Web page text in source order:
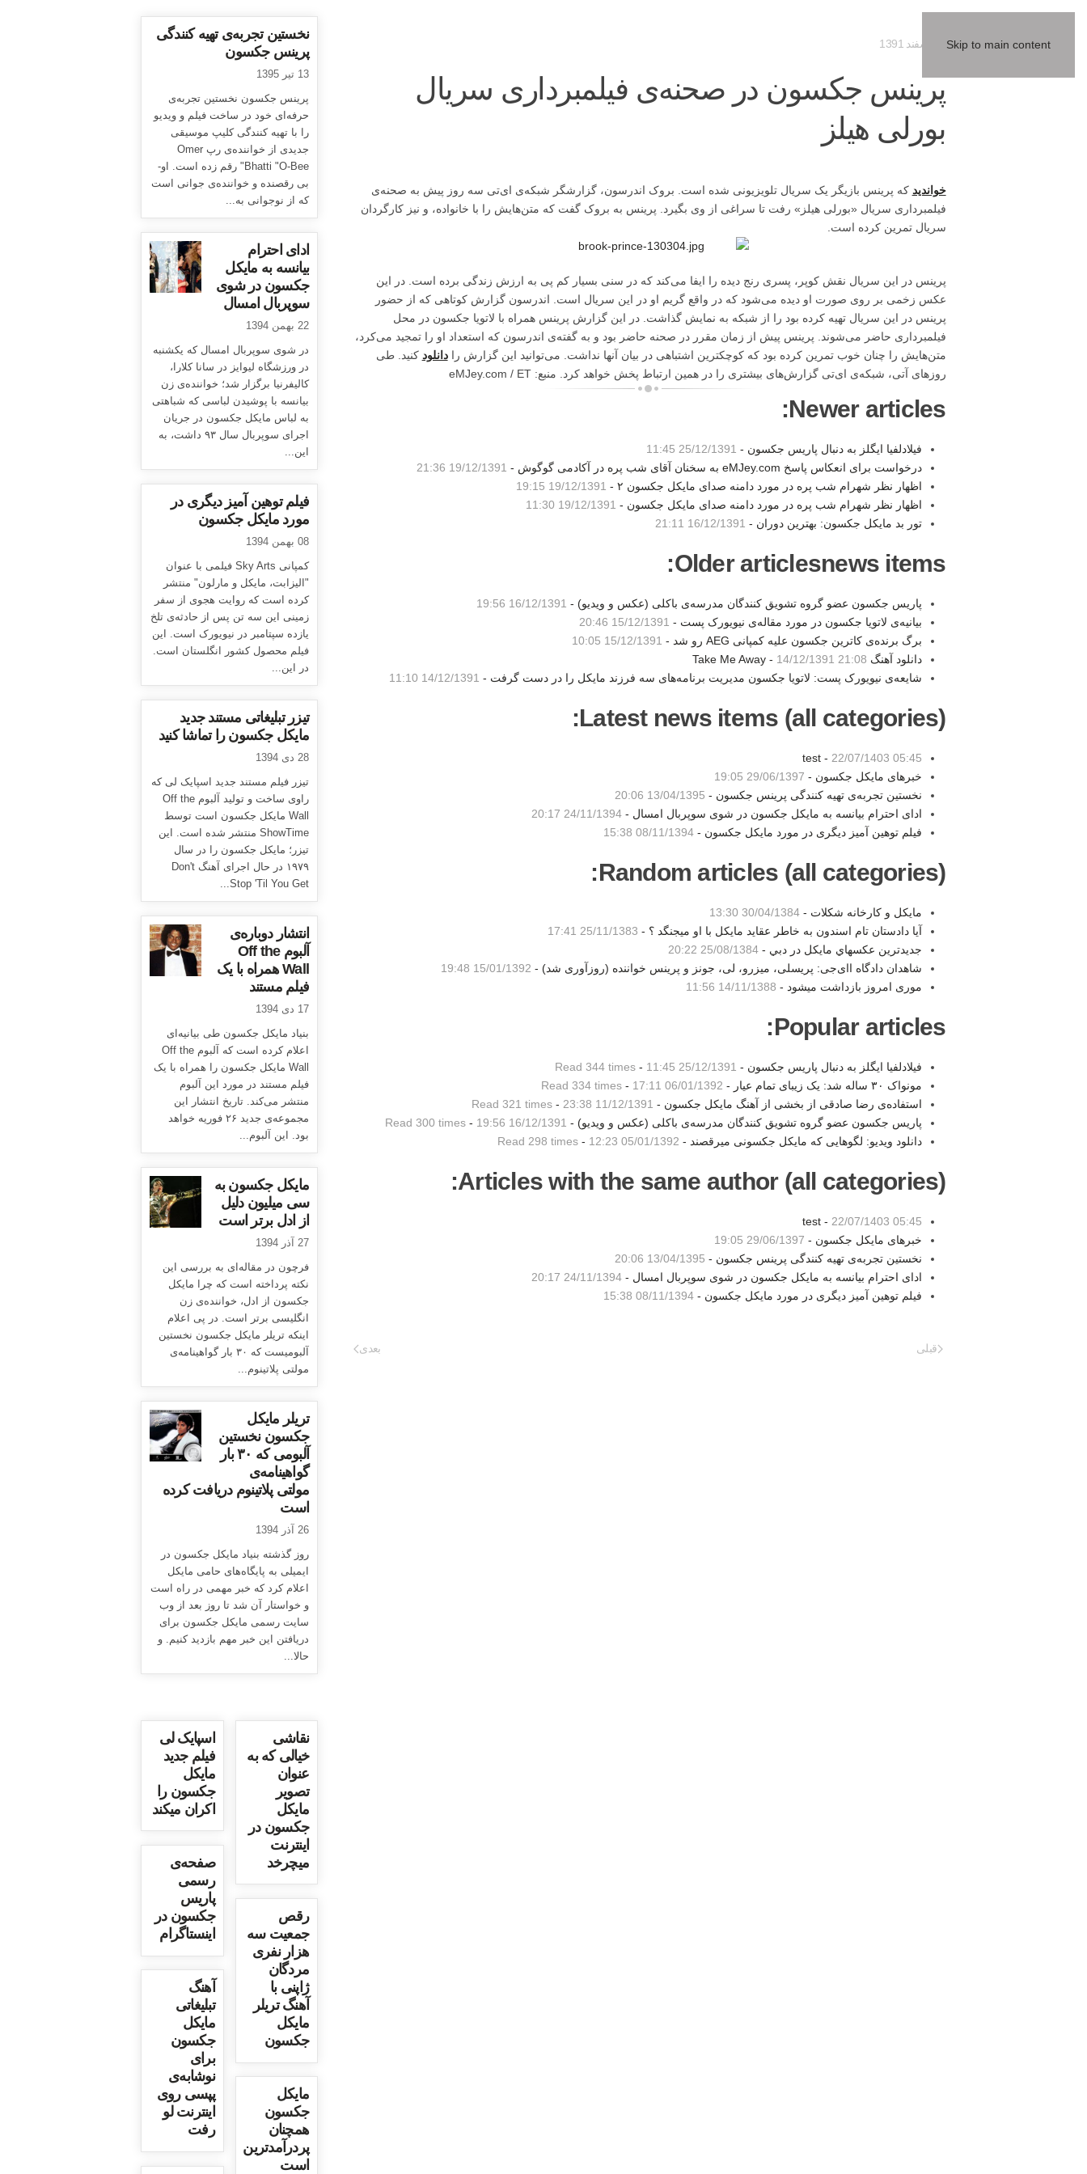
Skip to main content
پرینس جکسون در صحنه‌ی فیلمبرداری سریال
بورلی هیلز
خواندید که پرینس بازیگر یک سریال تلویزیونی شده است. بروک اندرسون، گزارشگر شبکه‌ی ای‌تی سه روز پیش به صحنه‌ی
فیلمبرداری سریال «بورلی هیلز» رفت تا سراغی از وی بگیرد. پرینس به بروک گفت که متن‌هایش را با خانواده، و نیز کارگردان
سریال تمرین کرده است.
پرینس در این سریال نقش کوپر، پسری رنج دیده را ایفا می‌کند که در سنی بسیار کم پی به ارزش زندگی برده است. در این
عکس زخمی بر روی صورت او دیده می‌شود که در واقع گریم او در این سریال است. اندرسون گزارش کوتاهی که از حضور
پرینس در این سریال تهیه کرده بود را از شبکه به نمایش گذاشت. در این گزارش پرینس همراه با لاتویا جکسون در محل
فیلمبرداری حاضر می‌شوند. پرینس پیش از زمان مقرر در صحنه حاضر بود و به گفته‌ی اندرسون که استعداد او را تمجید می‌کرد،
متن‌هایش را چنان خوب تمرین کرده بود که کوچکترین اشتباهی در بیان آنها نداشت. می‌توانید این گزارش رادانلود کنید. طی
روزهای آتی، شبکه‌ی ای‌تی گزارش‌های بیشتری را در همین ارتباط پخش خواهد کرد. منبع: eMJey.com / ET
Newer articles:
فیلادلفیا ایگلز به دنبال پاریس جکسون - 25/12/1391 11:45
درخواست برای انعکاس پاسخ eMJey.com به سخنان آقای شب پره در آکادمی گوگوش -
19/12/1391 21:36
اظهار نظر شهرام شب پره در مورد دامنه صدای مایکل جکسون ۲ -
19/12/1391 19:15
اظهار نظر شهرام شب پره در مورد دامنه صدای مایکل جکسون - 19/12/1391 11:30
تور بد مایکل جکسون: بهترین دوران - 16/12/1391 21:11
Older articlesnews items:
پاریس جکسون عضو گروه تشویق کنندگان مدرسه‌ی باکلی (عکس و ویدیو) - 16/12/1391 19:56
بیانیه‌ی لاتویا جکسون در مورد مقاله‌ی نیویورک پست - 15/12/1391 20:46
برگ برنده‌ی کاترین جکسون علیه کمپانی AEG رو شد -
15/12/1391 10:05
دانلود آهنگ Take Me Away - 14/12/1391 21:08
شایعه‌ی نیویورک پست: لاتویا جکسون مدیریت برنامه‌های سه فرزند مایکل را در دست گرفت - 14/12/1391 11:10
Latest news items (all categories):
test - 22/07/1403 05:45
خبرهای مایکل جکسون - 29/06/1397 19:05
نخستین تجربه‌ی تهیه کنندگی پرینس جکسون - 13/04/1395 20:06
ادای احترام بیانسه به مایکل جکسون در شوی سوپربال امسال -24/11/1394 20:17
فیلم توهین آمیز دیگری در مورد مایکل جکسون -08/11/1394 15:38
Random articles (all categories):
مایکل و کارخانه شکلات -30/04/1384 13:30
آيا دادستان تام اسندون به خاطر عقايد مايكل با او ميجنگد ؟ - 25/11/1383 17:41
جديدترين عكسهاي مايكل در دبي -25/08/1384 20:22
شاهدان دادگاه اای‌جی: پریسلی، میزرو، لی، جونز و پرینس خواننده (روزآوری شد) - 15/01/1392 19:48
موری امروز بازداشت میشود - 14/11/1388 11:56
Popular articles:
فیلادلفیا ایگلز به دنبال پاریس جکسون - 25/12/1391 11:45
-
Read 344 times
مونواک ۳۰ ساله شد: یک زیبای تمام عیار -
06/01/1392 17:11
-
Read 334 times
استفاده‌ی رضا صادقی از بخشی از آهنگ مایکل جکسون - 11/12/1391 23:38
-
Read 321 times
پاریس جکسون عضو گروه تشویق کنندگان مدرسه‌ی باکلی (عکس و ویدیو) - 16/12/1391 19:56
-
Read 300 times
دانلود ویدیو: لگوهایی که مایکل جکسونی میرقصند - 05/01/1392 12:23
-
Read 298 times
Articles with the same author (all categories):
test - 22/07/1403 05:45
خبرهای مایکل جکسون - 29/06/1397 19:05
نخستین تجربه‌ی تهیه کنندگی پرینس جکسون - 13/04/1395 20:06
ادای احترام بیانسه به مایکل جکسون در شوی سوپربال امسال -24/11/1394 20:17
فیلم توهین آمیز دیگری در مورد مایکل جکسون -08/11/1394 15:38
قبلی بعدی
نخستین تجربه‌ی تهیه کنندگی
پرینس جکسون
13 تیر 1395
پرینس جکسون نخستین تجربه‌ی
حرفه‌ای خود در ساخت فیلم و ویدیو
را با تهیه کنندگی کلیپ موسیقی
جدیدی از خواننده‌ی رپ Omer
Bhatti "O-Bee" رقم زده است. او-
بی رقصنده و خواننده‌ی جوانی است
که از نوجوانی به...
ادای احترام
بیانسه به مایکل
جکسون در شوی
سوپربال امسال
22 بهمن 1394
در شوی سوپربال امسال که یکشنبه
در ورزشگاه لیوایز در سانا کلارا،
کالیفرنیا برگزار شد؛ خواننده‌ی زن
بیانسه با پوشیدن لباسی که شباهتی
به لباس مایکل جکسون در جریان
اجرای سوپربال سال ۹۳ داشت، به
این...
فیلم توهین آمیز دیگری در
مورد مایکل جکسون
08 بهمن 1394
کمپانی Sky Arts فیلمی با عنوان
"الیزابت، مایکل و مارلون" منتشر
کرده است که روایت هجوی از سفر
زمینی این سه تن پس از حادثه‌ی تلخ
یازده سپتامبر در نیویورک است. این
فیلم محصول کشور انگلستان است.
در این...
تیزر تبلیغاتی مستند جدید
مایکل جکسون را تماشا کنید
28 دی 1394
تیزر فیلم مستند جدید اسپایک لی که
راوی ساخت و تولید آلبوم Off the
Wall مایکل جکسون است توسط
ShowTime منتشر شده است. این
تیزر؛ مایکل جکسون را در سال
۱۹۷۹ در حال اجرای آهنگ Don't
Stop 'Til You Get...
انتشار دوباره‌ی
آلبوم Off the
Wall همراه با یک
فیلم مستند
17 دی 1394
بنیاد مایکل جکسون طی بیانیه‌ای
اعلام کرده است که آلبوم Off the
Wall مایکل جکسون را همراه با یک
فیلم مستند در مورد این آلبوم
منتشر می‌کند. تاریخ انتشار این
مجموعه‌ی جدید ۲۶ فوریه خواهد
بود. این آلبوم...
مایکل جکسون به
سی میلیون دلیل
از ادل برتر است
27 آذر 1394
فرچون در مقاله‌ای به بررسی این
نکته پرداخته است که چرا مایکل
جکسون از ادل، خواننده‌ی زن
انگلیسی برتر است. در پی اعلام
اینکه تریلر مایکل جکسون نخستین
آلبومیست که ۳۰ بار گواهینامه‌ی
مولتی پلاتینوم...
تریلر مایکل
جکسون نخستین
آلبومی که ۳۰ بار
گواهینامه‌ی
مولتی پلاتینوم دریافت کرده
است
26 آذر 1394
روز گذشته بنیاد مایکل جکسون در
ایمیلی به پایگاه‌های حامی مایکل
اعلام کرد که خبر مهمی در راه است
و خواستار آن شد تا روز بعد از وب
سایت رسمی مایکل جکسون برای
دریافتن این خبر مهم بازدید کنیم. و
حالا...
اسپایک لی
فیلم جدید
مایکل
جکسون را
اکران میکند
نقاشی
خیالی که به
عنوان
تصویر
مایکل
جکسون در
اینترنت
میچرخد
صفحه‌ی
رسمی
پاریس
جکسون در
اینستاگرام
رقص
جمعیت سه
هزار نفری
مردگان
ژاپنی با
آهنگ تریلر
مایکل
جکسون
آهنگ
تبلیغاتی
مایکل
جکسون
برای
نوشابه‌ی
پپسی روی
اینترنت لو
رفت
مایکل
جکسون
همچنان
پردرآمدترین
است